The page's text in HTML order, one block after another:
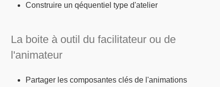
Construire un qéquentiel type d'atelier
La boite à outil du facilitateur ou de
l'animateur
Partager les composantes clés de l'animations